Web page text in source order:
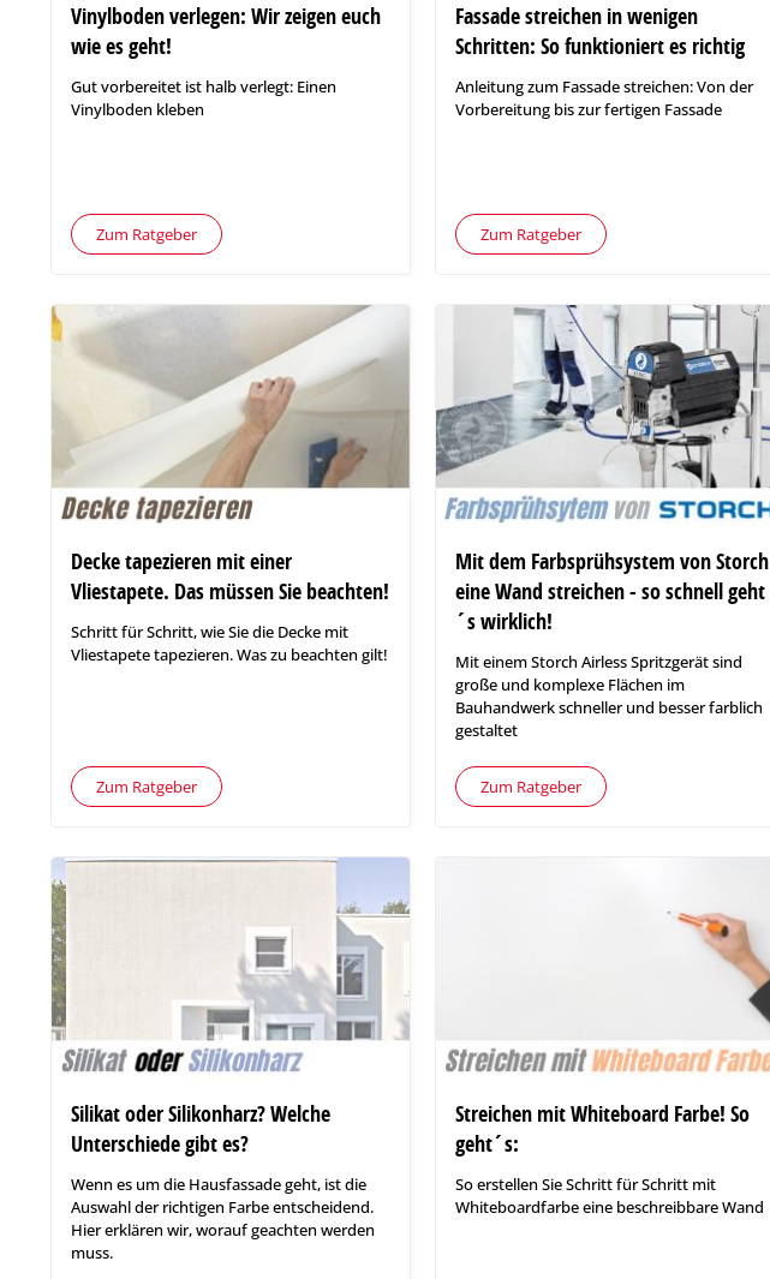
Vinylboden verlegen: Wir zeigen euch
wie es geht!
Gut vorbereitet ist halb verlegt: Einen
Vinylboden kleben
Zum Ratgeber
Fassade streichen in wenigen
Schritten: So funktioniert es richtig
Anleitung zum Fassade streichen: Von der
Vorbereitung bis zur fertigen Fassade
Zum Ratgeber
Decke tapezieren mit einer
Vliestapete. Das müssen Sie beachten!
Schritt für Schritt, wie Sie die Decke mit
Vliestapete tapezieren. Was zu beachten gilt!
Zum Ratgeber
Mit dem Farbsprühsystem von Storch
eine Wand streichen - so schnell geht
´s wirklich!
Mit einem Storch Airless Spritzgerät sind
große und komplexe Flächen im
Bauhandwerk schneller und besser farblich
gestaltet
Zum Ratgeber
Silikat oder Silikonharz? Welche
Unterschiede gibt es?
Wenn es um die Hausfassade geht, ist die
Auswahl der richtigen Farbe entscheidend.
Hier erklären wir, worauf geachten werden
muss.
Streichen mit Whiteboard Farbe! So
geht´s:
So erstellen Sie Schritt für Schritt mit
Whiteboardfarbe eine beschreibbare Wand